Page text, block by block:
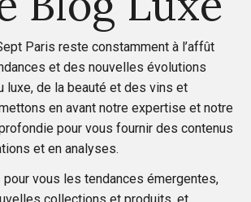
Paris reste constamment à l’affût
et des nouvelles évolutions
luxe, de la beauté et des vins et
en avant notre expertise et notre
pour vous fournir des contenus
et en analyses.
pour vous les tendances émergentes,